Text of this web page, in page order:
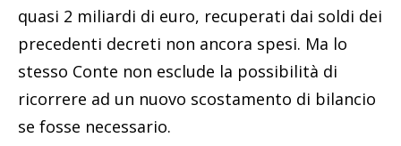
quasi 2 miliardi di euro, recuperati dai soldi dei
precedenti decreti non ancora spesi. Ma lo
stesso Conte non esclude la possibilità di
ricorrere ad un nuovo scostamento di bilancio
se fosse necessario.